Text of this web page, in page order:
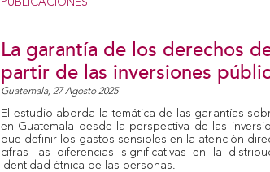
PUBLICACIONES
La garantía de los derechos
partir de las inversiones
Guatemala, 27 Agosto 2025
El estudio aborda la temática de las garantías
en Guatemala desde la perspectiva de las
que definir los gastos sensibles en la atención
cifras las diferencias significativas en la
identidad étnica de las personas.